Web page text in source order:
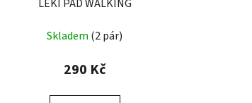
LEKI PAD WALKING
Skladem (2 pár)
290 Kč